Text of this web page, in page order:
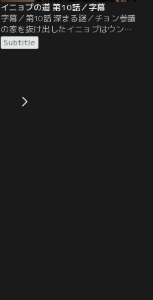
イニョプの道 第10話／字幕
字幕／第10話 深まる謎／チョン参議
の家を抜け出したイニョプはウンギ
の目の前で何者かに連れ去られる。
拷問を受け、父親の遺書を渡せと迫
中、プンイはオギを捕らえてユン氏
に差し出す。マンウォル党の根城で
Subtitle